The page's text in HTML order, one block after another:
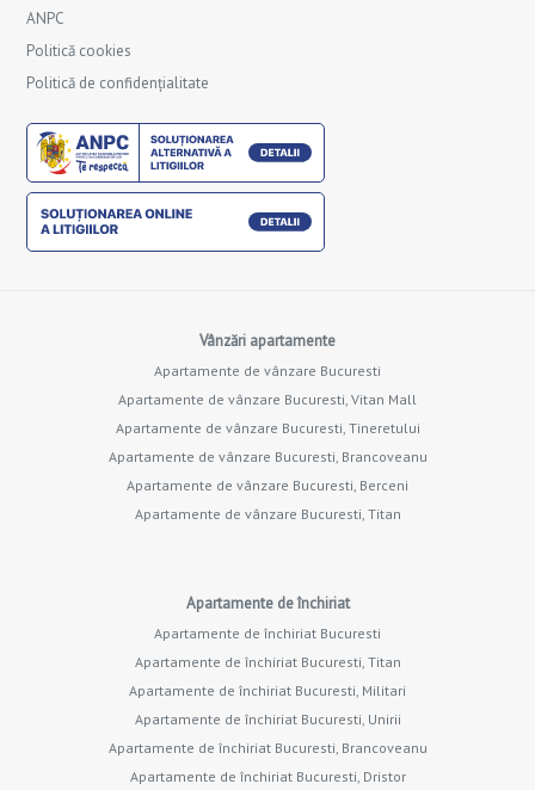
ANPC
Politică cookies
Politică de confidențialitate
Vânzări apartamente
Apartamente de vânzare Bucuresti
Apartamente de vânzare Bucuresti, Vitan Mall
Apartamente de vânzare Bucuresti, Tineretului
Apartamente de vânzare Bucuresti, Brancoveanu
Apartamente de vânzare Bucuresti, Berceni
Apartamente de vânzare Bucuresti, Titan
Apartamente de închiriat
Apartamente de închiriat Bucuresti
Apartamente de închiriat Bucuresti, Titan
Apartamente de închiriat Bucuresti, Militari
Apartamente de închiriat Bucuresti, Unirii
Apartamente de închiriat Bucuresti, Brancoveanu
Apartamente de închiriat Bucuresti, Dristor